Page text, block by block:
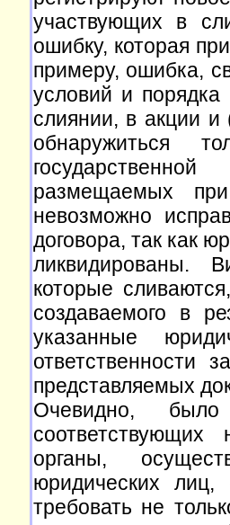
участвующих в
ошибку, которая
примеру, ошибка,
условий и
слиянии, в акции
обнаружиться
размещаемых
невозможно
договора, так как
ликвидированы.
которые
создаваемого в
указанные
ответственности
представляемых
Очевидно,
соответствующих
органы,
юридических лиц,
требовать не